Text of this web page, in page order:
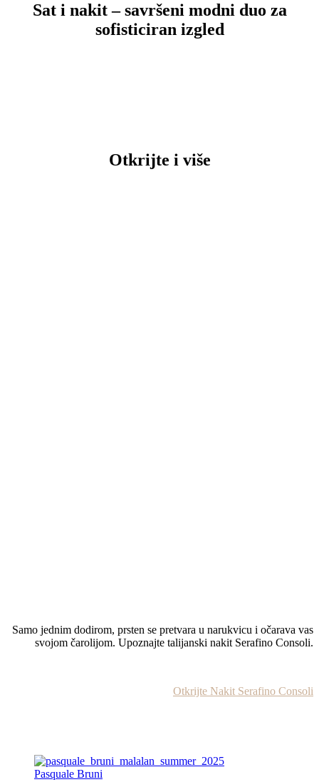
Sat i nakit – savršeni modni duo za
sofisticiran izgled
Otkrijte i više
Samo jednim dodirom, prsten se pretvara u narukvicu i očarava vas
svojom čarolijom. Upoznajte talijanski nakit Serafino Consoli.
Otkrijte Nakit Serafino Consoli
Pasquale Bruni